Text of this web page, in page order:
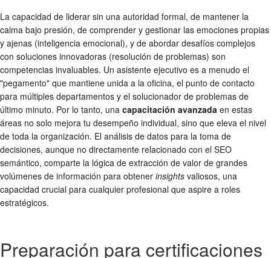
La capacidad de liderar sin una autoridad formal, de mantener la
calma bajo presión, de comprender y gestionar las emociones propias
y ajenas (inteligencia emocional), y de abordar desafíos complejos
con soluciones innovadoras (resolución de problemas) son
competencias invaluables. Un asistente ejecutivo es a menudo el
"pegamento" que mantiene unida a la oficina, el punto de contacto
para múltiples departamentos y el solucionador de problemas de
último minuto. Por lo tanto, una capacitación avanzada en estas
áreas no solo mejora tu desempeño individual, sino que eleva el nivel
de toda la organización. El análisis de datos para la toma de
decisiones, aunque no directamente relacionado con el SEO
semántico, comparte la lógica de extracción de valor de grandes
volúmenes de información para obtener insights valiosos, una
capacidad crucial para cualquier profesional que aspire a roles
estratégicos.
Preparación para certificaciones